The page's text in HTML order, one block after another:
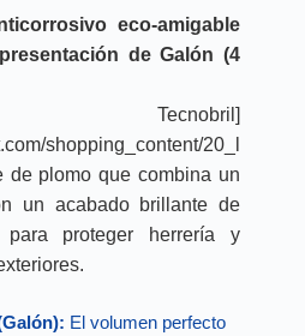
eco-amigable
de Galón (4
shopping_content/20_l
de plomo que combina un
un acabado brillante de
proteger herrería y
El volumen perfecto